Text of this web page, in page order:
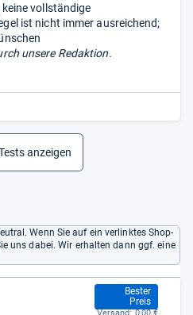
vollständige
ist nicht immer ausreichend;
unsere Redaktion.
anzeigen
Wenn Sie auf ein verlinktes Shop-
uns dabei. Wir erhalten dann ggf. eine
Bester
Preis
99,00 €